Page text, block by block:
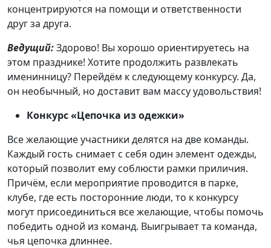
концентрируются на помощи и ответственности
друг за друга.
Ведущий:Здорово! Вы хорошо ориентируетесь на
этом празднике! Хотите продолжить развлекать
именинницу? Перейдём к следующему конкурсу. Да,
он необычный, но доставит вам массу удовольствия!
Конкурс «Цепочка из одежки»
Все желающие участники делятся на две команды.
Каждый гость снимает с себя один элемент одежды,
который позволит ему соблюсти рамки приличия.
Причём, если мероприятие проводится в парке,
клубе, где есть посторонние люди, то к конкурсу
могут присоединиться все желающие, чтобы помочь
победить одной из команд. Выигрывает та команда,
чья цепочка длиннее.